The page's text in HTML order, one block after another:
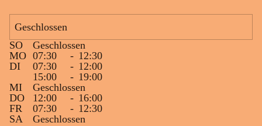
Geschlossen
SO
Geschlossen
MO 07:30 - 12:30
DI
07:30 - 12:00
15:00
- 19:00
MI
Geschlossen
DO
12:00 - 16:00
FR
07:30 - 12:30
SA
Geschlossen